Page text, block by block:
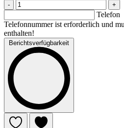
- +
Telefon
Telefonnummer ist erforderlich und
enthalten!
Berichtsverfügbarkeit